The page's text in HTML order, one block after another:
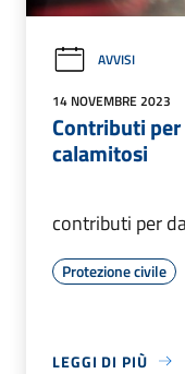
AVVISI
14 NOVEMBRE 2023
Contributi
calamitosi
contributi per
Protezione civile
LEGGI DI PIÙ